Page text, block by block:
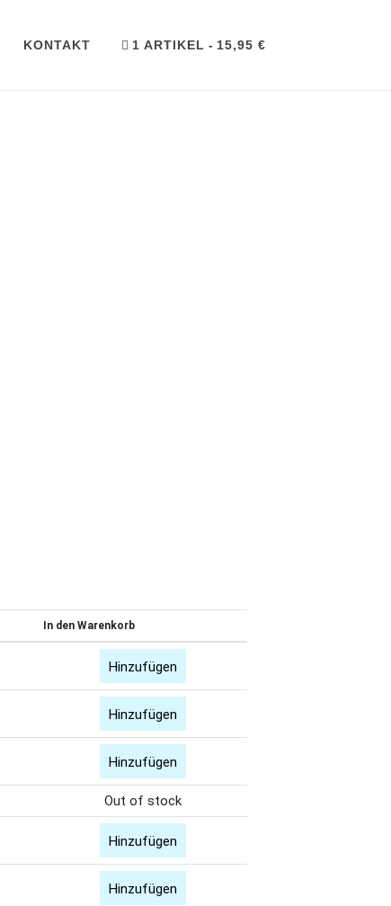
KONTAKT 1 ARTIKEL 15,95 €
In den Warenkorb
Hinzufügen
Hinzufügen
Hinzufügen
Out of stock
Hinzufügen
Hinzufügen